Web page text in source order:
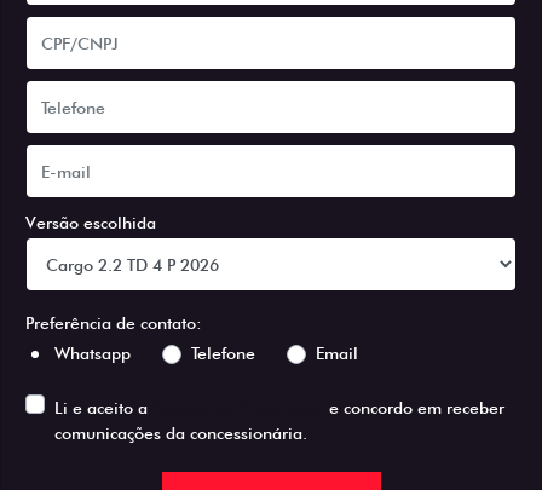
Versão escolhida
Preferência de contato:
Whatsapp
Telefone Email
Li e aceito a
e concordo em receber
comunicações da concessionária.